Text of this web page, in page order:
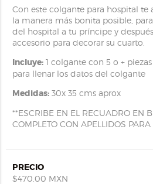
Con este colgante para hospital te
la manera más bonita posible,
del hospital a tu príncipe y
accesorio para decorar su cuarto.
Incluye:1 colgante con 5 o +
para llenar los datos del colgante
Medidas:30x 35 cms aprox
**ESCRIBE EN EL RECUADRO EN
COMPLETO CON APELLIDOS
PRECIO
$470.00 MXN